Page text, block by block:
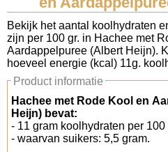
Koolhydraten tellen
Links
Bekijk het aantal koolhydraten
zijn per 100 gr. in Hachee met
Aardappelpuree (Albert Heijn).
hoeveel energie (kcal) 11g.
Product informatie
Hachee met Rode Kool en
Heijn) bevat:
- 11 gram koolhydraten per 100
- waarvan suikers: 5,5 gram.